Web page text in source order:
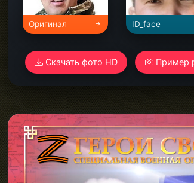
Оригинал ID_face
Скачать фото HD Пример